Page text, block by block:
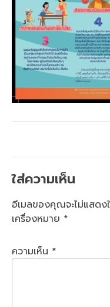
ใส่ความเห็น
อีเมลของคุณจะไม่แสดง
เครื่องหมาย *
ความเห็น *